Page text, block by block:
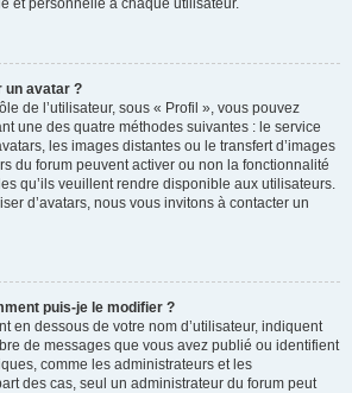
et personnelle à chaque utilisateur.
un avatar ?
de l’utilisateur, sous « Profil », vous pouvez
une des quatre méthodes suivantes : le service
les images distantes ou le transfert d’images
du forum peuvent activer ou non la fonctionnalité
qu’ils veuillent rendre disponible aux utilisateurs.
d’avatars, nous vous invitons à contacter un
puis-je le modifier ?
en dessous de votre nom d’utilisateur, indiquent
de messages que vous avez publié ou identifient
comme les administrateurs et les
des cas, seul un administrateur du forum peut